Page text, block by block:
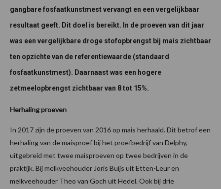
gangbare fosfaatkunstmest vervangt en een vergelijkbaar
resultaat geeft. Dit doel is bereikt. In de proeven van dit jaar
was een vergelijkbare droge stofopbrengst bij mais zichtbaar
ten opzichte van de referentiewaarde (standaard
fosfaatkunstmest). Daarnaast was een hogere
zetmeelopbrengst zichtbaar van 8 tot 15%.
Herhaling proeven
In 2017 zijn de proeven van 2016 op mais herhaald. Dit betrof een
herhaling van de maisproef bij het proefbedrijf van Delphy,
uitgebreid met twee maisproeven op twee bedrijven in de
praktijk. Bij melkveehouder Joris Buijs uit Etten-Leur en
melkveehouder Theo van Goch uit Hedel. Ook bij drie